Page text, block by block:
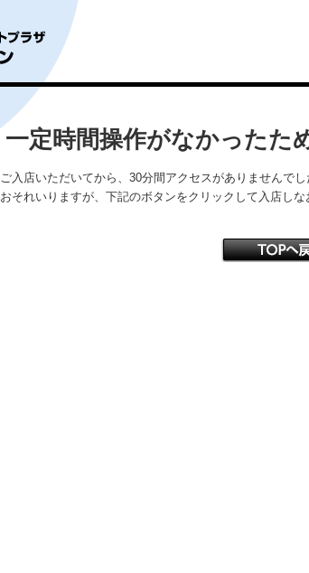
一定時間操作がなかったた
ご入店いただいてから、30分間アクセスがありませんで
おそれいりますが、下記のボタンをクリックして入店しな